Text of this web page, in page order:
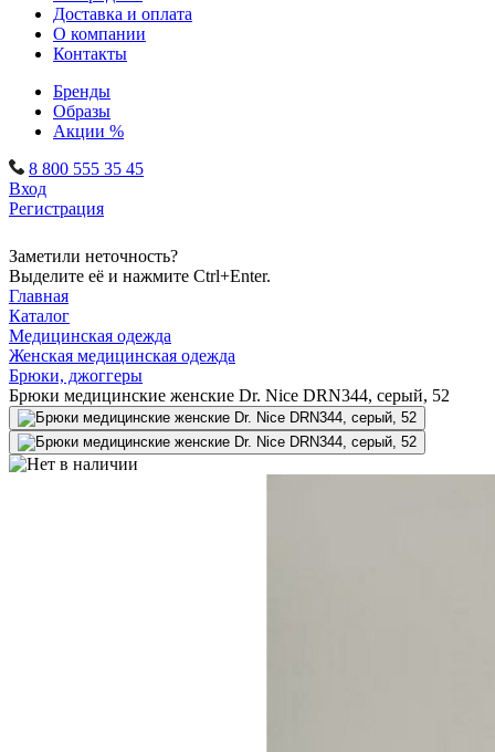
Доставка и оплата
О компании
Контакты
Бренды
Образы
Акции %
8 800 555 35 45
Вход
Регистрация
Заметили неточность?
Выделите её и нажмите Ctrl+Enter.
Главная
Каталог
Медицинская одежда
Женская медицинская одежда
Брюки, джоггеры
Брюки медицинские женские Dr. Nice DRN344, серый, 52